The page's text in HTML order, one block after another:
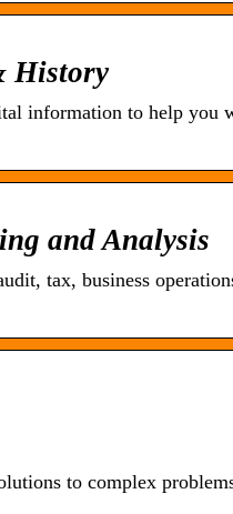
History
information to help you
and Analysis
tax, business
to complex